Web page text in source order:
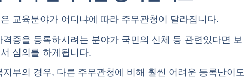
교육분야가 어디냐에 따라 주무관청이 달라집니다.
격증을 등록하시려는 분야가 국민의 신체 등 관련있다면 보
심의를 하게됩니다.
지부의 경우, 다른 주무관청에 비해 훨씬 어려운 등록난이도